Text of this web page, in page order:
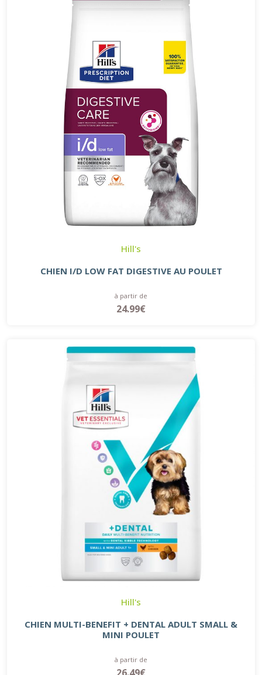
Hill's
CHIEN I/D LOW FAT DIGESTIVE AU POULET
à partir de
24.99€
Hill's
CHIEN MULTI-BENEFIT + DENTAL ADULT SMALL &
MINI POULET
à partir de